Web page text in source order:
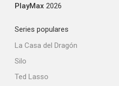
PlayMax 2026
Series populares
La Casa del Dragón
Silo
Ted Lasso